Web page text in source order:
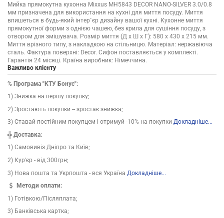
Мийка прямокутна кухонна Mixxus MH5843 DECOR NANO-SILVER 3.0/0.8
мм призначена для використання на кухні для миття посуду. Миття
впишеться в будь-який інтер`єр дизайну вашої кухні. Кухонне миття
прямокутної форми з однією чашею, без крила для сушіння посуду, з
отвором для змішувача. Розмір миття (Д х Ш х Г): 580 х 430 х 215 мм.
Миття врізного типу, з накладкою на стільницю. Матеріал: нержавіюча
сталь. Фактура поверхні: Decor. Сифон поставляється у комплекті.
Гарантія 24 місяці. Країна виробник: Німеччина.
Важливо клієнту
% Програма "КТУ Бонус":
1) Знижка на першу покупку;
2) Зростають покупки -- зростає знижка;
3) Ставай постійним покупцем і отримуй -10% на покупки Докладніше...
╬ Доставка:
1) Самовивіз Дніпро та Київ;
2) Кур'єр - від 300грн;
3) Нова пошта та Укрпошта - вся Україна Докладніше...
Методи оплати:
1) Готівкою/Післяплата;
3) Банківська картка;